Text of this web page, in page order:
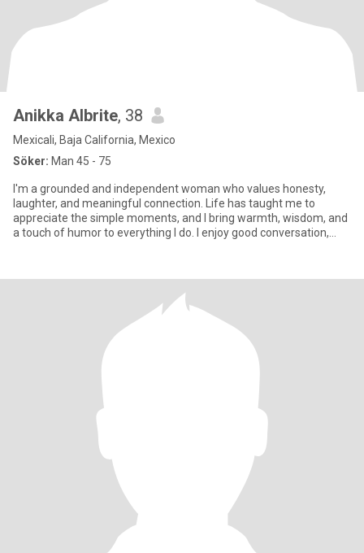
Anikka Albrite, 38
Mexicali, Baja California, Mexico
Söker: Man 45 - 75
I'm a grounded and independent woman who values honesty,
laughter, and meaningful connection. Life has taught me to
appreciate the simple moments, and I bring warmth, wisdom, and
a touch of humor to everything I do. I enjoy good conversation,